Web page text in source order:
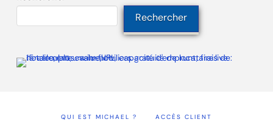
Rechercher
QUI EST MICHAEL ? ACCÈS CLIENT